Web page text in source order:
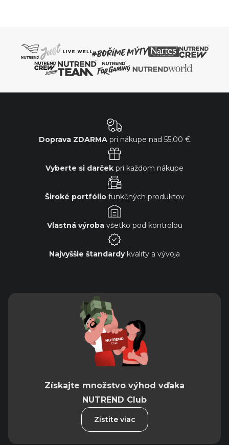
Doprava ZDARMApri nákupe nad 55,00 €
Vyberte si darček pri každom nákupe
Široké portfóliofunkčných produktov
Vlastná výrobavšetko pod kontrolou
Najvyššie štandardykvality a vývoja
Získajte množstvo výhod vďaka
NUTREND Club
Zistite viac